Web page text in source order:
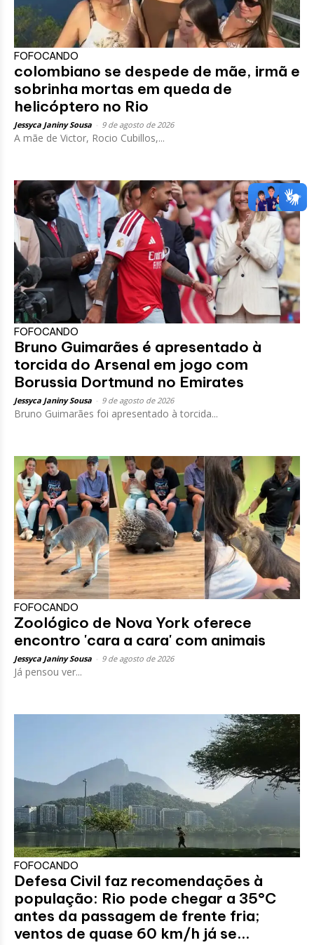
FOFOCANDO
colombiano se despede de mãe, irmã e
sobrinha mortas em queda de
helicóptero no Rio
Jessyca Janiny Sousa 9 de agosto de 2026
A mãe de Victor, Rocio Cubillos,...
FOFOCANDO
Bruno Guimarães é apresentado à
torcida do Arsenal em jogo com
Borussia Dortmund no Emirates
Jessyca Janiny Sousa 9 de agosto de 2026
Bruno Guimarães foi apresentado à torcida...
FOFOCANDO
Zoológico de Nova York oferece
encontro 'cara a cara' com animais
Jessyca Janiny Sousa 9 de agosto de 2026
Já pensou ver...
FOFOCANDO
Defesa Civil faz recomendações à
população: Rio pode chegar a 35°C
antes da passagem de frente fria;
ventos de quase 60 km/h já se...